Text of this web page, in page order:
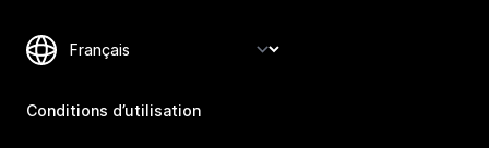
Conditions d’utilisation